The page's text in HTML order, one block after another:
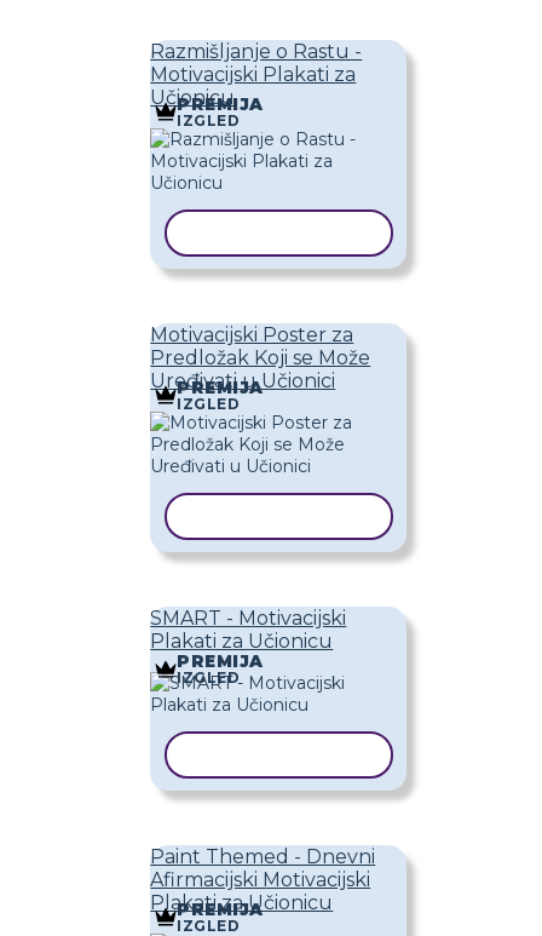
Razmišljanje o Rastu -
Motivacijski Plakati za
Učionicu
PREMIJA
IZGLED
Motivacijski Poster za
Predložak Koji se Može
Uređivati ​​u Učionici
PREMIJA
IZGLED
SMART - Motivacijski
Plakati za Učionicu
PREMIJA
IZGLED
Paint Themed - Dnevni
Afirmacijski Motivacijski
Plakati za Učionicu
PREMIJA
IZGLED